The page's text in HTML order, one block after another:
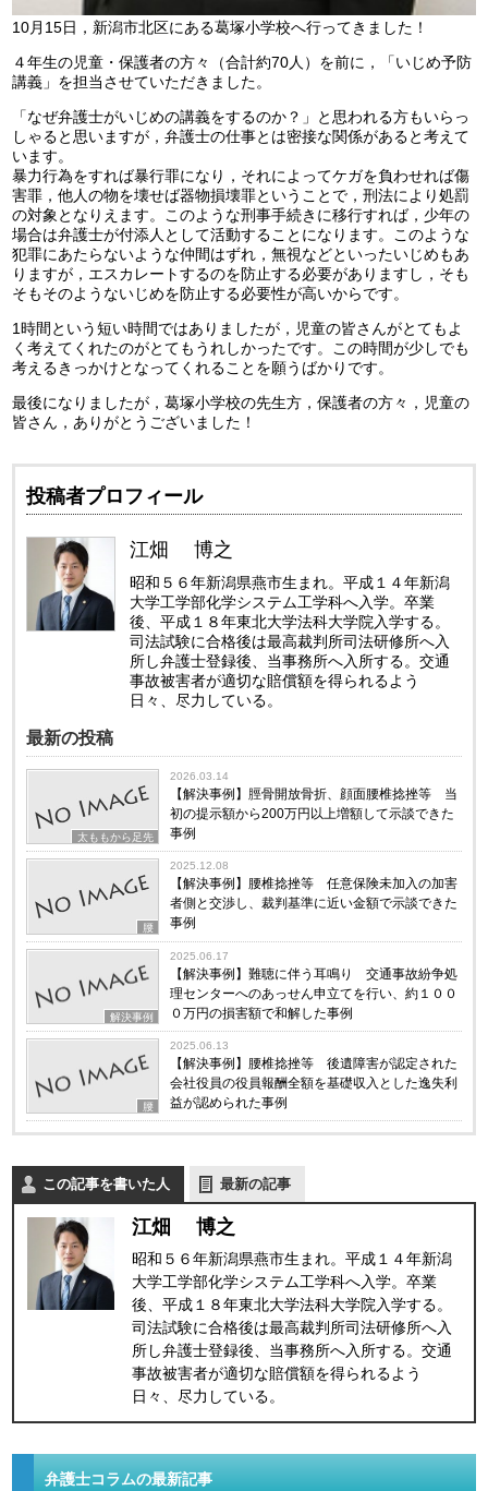
10月15日，新潟市北区にある葛塚小学校へ行ってきました！
４年生の児童・保護者の方々（合計約70人）を前に，「いじめ予防
講義」を担当させていただきました。
「なぜ弁護士がいじめの講義をするのか？」と思われる方もいらっ
しゃると思いますが，弁護士の仕事とは密接な関係があると考えて
います。
暴力行為をすれば暴行罪になり，それによってケガを負わせれば傷
害罪，他人の物を壊せば器物損壊罪ということで，刑法により処罰
の対象となりえます。このような刑事手続きに移行すれば，少年の
場合は弁護士が付添人として活動することになります。このような
犯罪にあたらないような仲間はずれ，無視などといったいじめもあ
りますが，エスカレートするのを防止する必要がありますし，そも
そもそのようないじめを防止する必要性が高いからです。
1時間という短い時間ではありましたが，児童の皆さんがとてもよ
く考えてくれたのがとてもうれしかったです。この時間が少しでも
考えるきっかけとなってくれることを願うばかりです。
最後になりましたが，葛塚小学校の先生方，保護者の方々，児童の
皆さん，ありがとうございました！
投稿者プロフィール
江畑 博之
昭和５６年新潟県燕市生まれ。平成１４年新潟
大学工学部化学システム工学科へ入学。卒業
後、平成１８年東北大学法科大学院入学する。
司法試験に合格後は最高裁判所司法研修所へ入
所し弁護士登録後、当事務所へ入所する。交通
事故被害者が適切な賠償額を得られるよう
日々、尽力している。
最新の投稿
太ももから足先
2026.03.14
【解決事例】脛骨開放骨折、顔面腰椎捻挫等 当
初の提示額から200万円以上増額して示談できた
事例
腰
2025.12.08
【解決事例】腰椎捻挫等 任意保険未加入の加害
者側と交渉し、裁判基準に近い金額で示談できた
事例
解決事例
2025.06.17
【解決事例】難聴に伴う耳鳴り 交通事故紛争処
理センターへのあっせん申立てを行い、約１００
０万円の損害額で和解した事例
腰
2025.06.13
【解決事例】腰椎捻挫等 後遺障害が認定された
会社役員の役員報酬全額を基礎収入とした逸失利
益が認められた事例
この記事を書いた人 最新の記事
江畑 博之
昭和５６年新潟県燕市生まれ。平成１４年新潟
大学工学部化学システム工学科へ入学。卒業
後、平成１８年東北大学法科大学院入学する。
司法試験に合格後は最高裁判所司法研修所へ入
所し弁護士登録後、当事務所へ入所する。交通
事故被害者が適切な賠償額を得られるよう
日々、尽力している。
弁護士コラムの最新記事